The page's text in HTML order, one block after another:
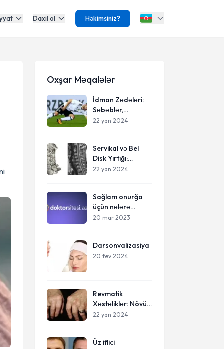
Daxil ol Həkimsiniz?
Oxşar Məqalələr
İdman Zədələri:
Səbəblər,
Nümunələr və
22 yan 2024
Servikal və Bel
Disk Yırtığı:
Səbəblər,
22 yan 2024
Sağlam onurğa
üçün nələrə
diqqət etməliyik?
20 mar 2023
Darsonvalizasiya
20 fev 2024
Revmatik
Xəstəliklər: Növü,
Simptomlar və
22 yan 2024
Üz iflici